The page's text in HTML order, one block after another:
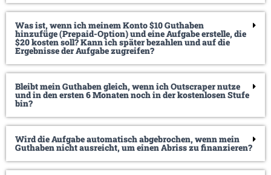
Was ist, wenn ich meinem Konto $10 Guthaben
hinzufüge (Prepaid-Option) und eine Aufgabe erstelle, die
$20 kosten soll? Kann ich später bezahlen und auf die
Ergebnisse der Aufgabe zugreifen?
Bleibt mein Guthaben gleich, wenn ich Outscraper nutze
und in den ersten 6 Monaten noch in der kostenlosen Stufe
bin?
Wird die Aufgabe automatisch abgebrochen, wenn mein
Guthaben nicht ausreicht, um einen Abriss zu finanzieren?